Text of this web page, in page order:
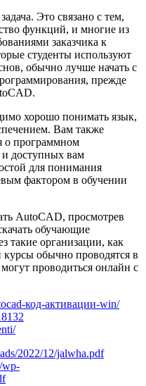
Это связано с тем,
функций, и многие из
заказчика к
студенты используют
обычно лучше начать с
прежде
хорошо понимать язык,
Вам также
о программном
и доступных вам
для понимания
фактором в обучении
AutoCAD, просмотрев
обучающие
такие организации, как
обычно проводятся в
проводиться онлайн с
код-активации-win/
2022/12/jalwha.pdf
wp-